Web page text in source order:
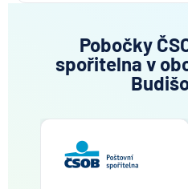
Pobočky
spořitelna v